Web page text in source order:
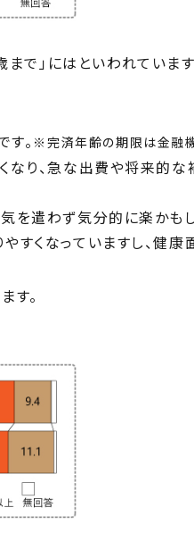
で」にはといわれています
。 ※完済年齢の期限は金融
なり、急な出費や将来的
を遣わず気分的に楽かも
すくなっていますし、健
す。